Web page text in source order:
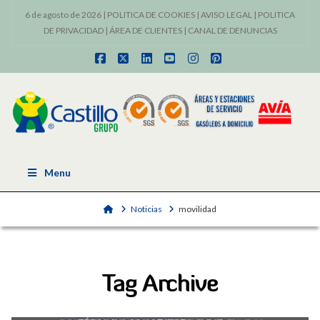
6 de agosto de 2026 | POLITICA DE COOKIES | AVISO LEGAL | POLITICA
DE PRIVACIDAD| ÁREA DE CLIENTES| CANAL DE DENUNCIAS
Facebook
X LinkedInYouTubeInstagram
Pinterest
Menu
HomeNoticias movilidad
Tag Archive